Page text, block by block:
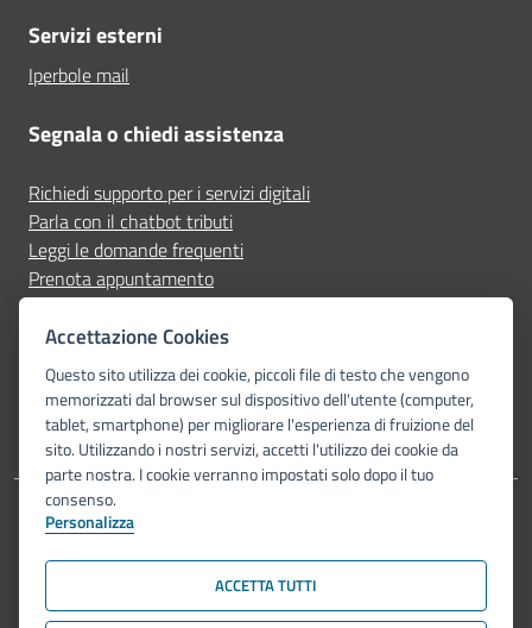
Servizi esterni
Iperbole mail
Segnala o chiedi assistenza
Richiedi supporto per i servizi digitali
Parla con il chatbot tributi
Leggi le domande frequenti
Prenota appuntamento
Segnala disservizio
Seguici su
Dichiarazione di accessibilità
Piano di miglioramento del sito Mappa del sito
© Comune di Bologna 2026. Tutti i diritti riservati.
Accettazione Cookies
Questo sito utilizza dei cookie, piccoli file di testo che vengono
memorizzati dal browser sul dispositivo dell'utente (computer,
tablet, smartphone) per migliorare l'esperienza di fruizione del
sito. Utilizzando i nostri servizi, accetti l'utilizzo dei cookie da
parte nostra. I cookie verranno impostati solo dopo il tuo
consenso.
Personalizza
ACCETTA TUTTI